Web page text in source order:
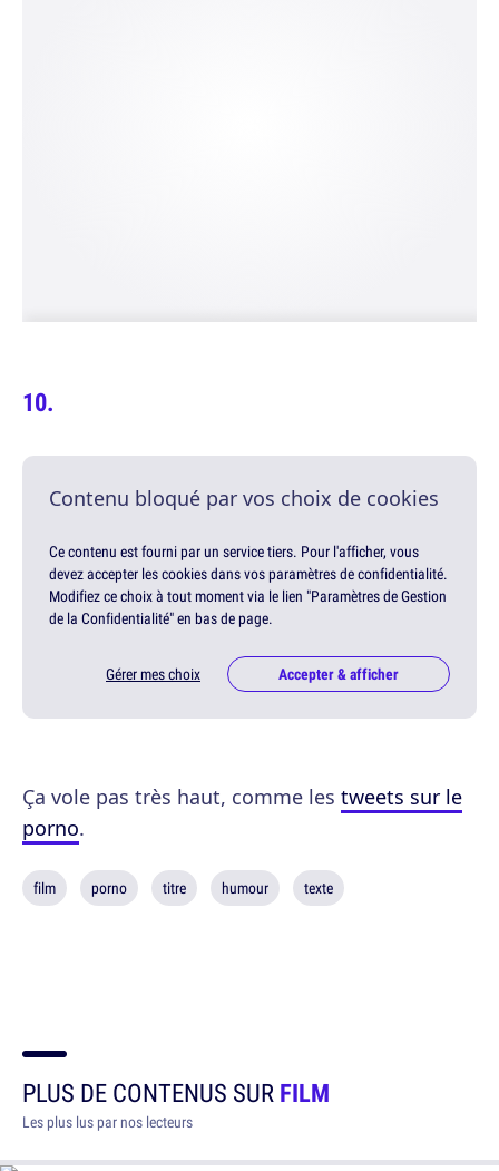
Contenu bloqué par vos choix de cookies
Ce contenu est fourni par un service tiers. Pour l'afficher, vous
devez accepter les cookies dans vos paramètres de confidentialité.
Modifiez ce choix à tout moment via le lien "Paramètres de Gestion
de la Confidentialité" en bas de page.
Gérer mes choix Accepter & afficher
Ça vole pas très haut, comme les tweets sur le
porno.
film porno titre humour texte
PLUS DE CONTENUS SURFILM
Les plus lus par nos lecteurs